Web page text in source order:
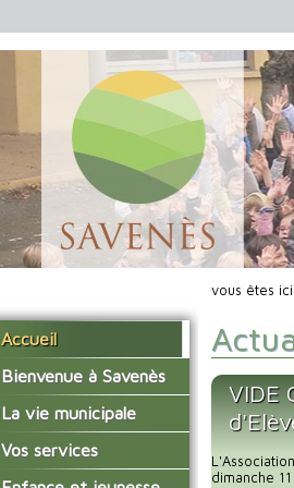
Accueil
Bienvenue à Savenès
Situer Savenès
Savenès en chiffre
L'histoire du village
La vie municipale
Vos élus
Les compte-rendus du
Vos services
La mairie
vous êtes
VIDE
dimanche